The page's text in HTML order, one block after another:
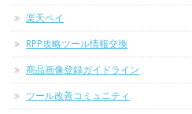
楽天ペイ
RPP攻略ツール情報交換
商品画像登録ガイドライン
ツール改善コミュニティ